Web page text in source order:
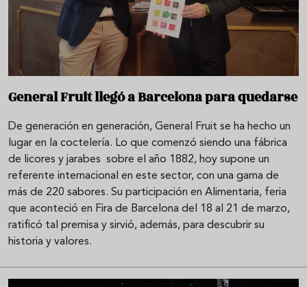
General Fruit llegó a Barcelona para quedarse
De generación en generación, General Fruit se ha hecho un
lugar en la coctelería. Lo que comenzó siendo una fábrica
de licores y jarabes sobre el año 1882, hoy supone un
referente internacional en este sector, con una gama de
más de 220 sabores. Su participación en Alimentaria, feria
que aconteció en Fira de Barcelona del 18 al 21 de marzo,
ratificó tal premisa y sirvió, además, para descubrir su
historia y valores.